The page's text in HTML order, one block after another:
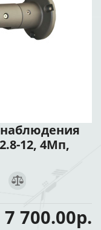
12, 4Мп,
7 700.00р.